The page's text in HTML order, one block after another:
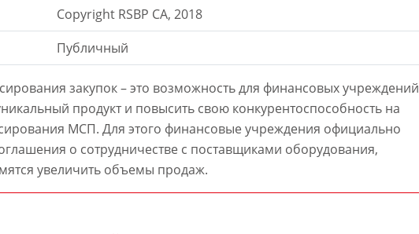
Copyright RSBP CA, 2018
Публичный
закупок – это возможность для финансовых учреждений
продукт и повысить свою конкурентоспособность на
МСП. Для этого финансовые учреждения официально
о сотрудничестве с поставщиками оборудования,
увеличить объемы продаж.